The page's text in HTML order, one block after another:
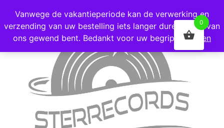
Voor 16:00 besteld = vandaag verzonden!
Vanwege de vakantieperiode kan de verwerking en
verzending van uw bestelling iets langer duren dan u van
ons gewend bent. Bedankt voor uw begrip!
Negeren
0